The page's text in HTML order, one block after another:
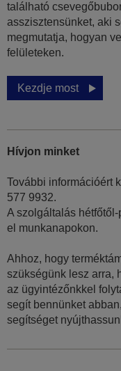
található
asszisztensünket, aki
megmutatja, hogyan
felületeken.
Kezdje most
Hívjon minket
További információért
577 9932.
A szolgáltalás
el munkanapokon.
Ahhoz, hogy
szükségünk lesz arra,
az ügyintézőnkkel
segít bennünket
segítséget